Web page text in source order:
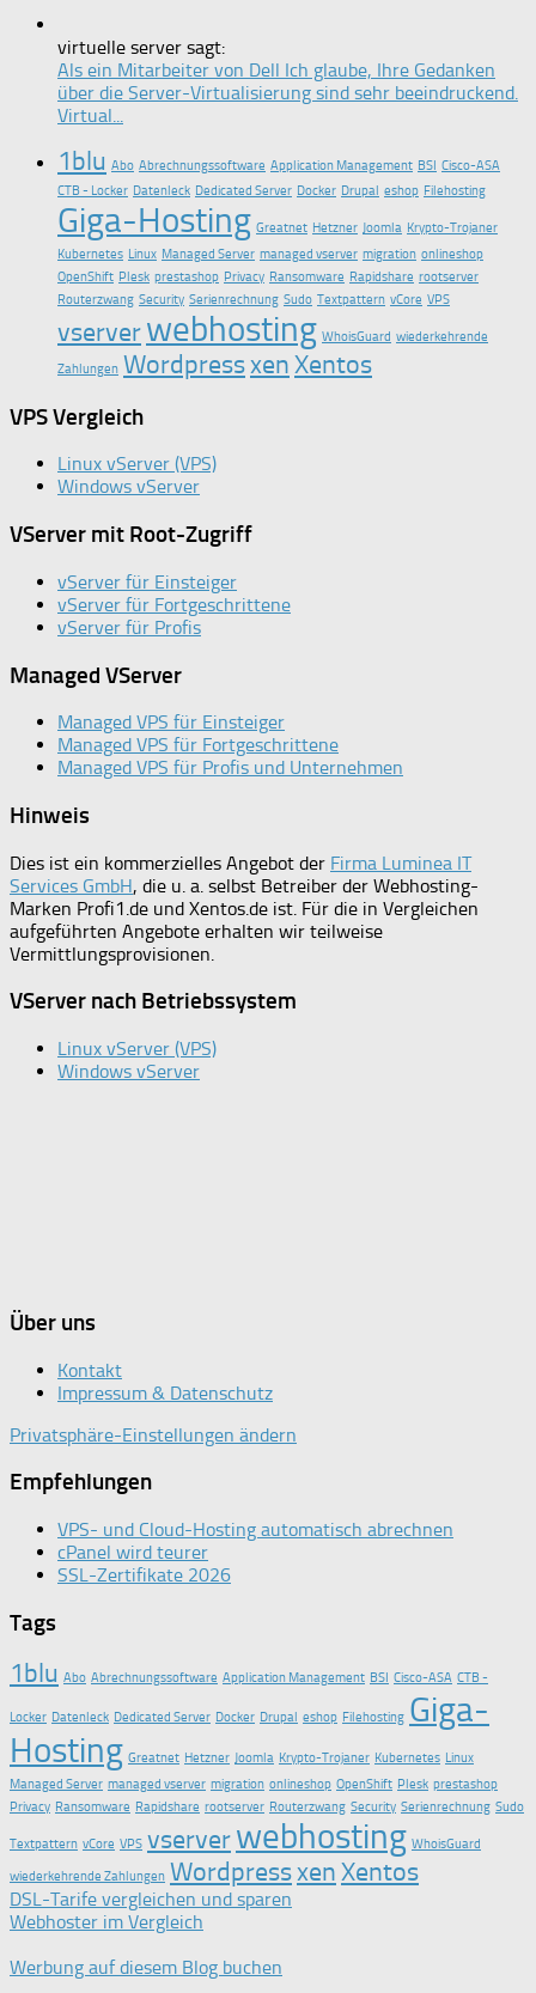
virtuelle server sagt:
Als ein Mitarbeiter von Dell Ich glaube, Ihre Gedanken
über die Server-Virtualisierung sind sehr beeindruckend.
Virtual...
1blu Abo Abrechnungssoftware Application Management BSI Cisco-ASA
CTB - Locker Datenleck Dedicated Server Docker Drupal eshop Filehosting
Giga-Hosting Greatnet Hetzner Joomla Krypto-Trojaner
Kubernetes Linux Managed Server managed vserver migration onlineshop
OpenShift Plesk prestashop Privacy Ransomware Rapidshare rootserver
Routerzwang Security Serienrechnung Sudo Textpattern vCore VPS
vserverwebhosting WhoisGuard wiederkehrende
Zahlungen WordpressxenXentos
VPS Vergleich
Linux vServer (VPS)
Windows vServer
VServer mit Root-Zugriff
vServer für Einsteiger
vServer für Fortgeschrittene
vServer für Profis
Managed VServer
Managed VPS für Einsteiger
Managed VPS für Fortgeschrittene
Managed VPS für Profis und Unternehmen
Hinweis
Dies ist ein kommerzielles Angebot der Firma Luminea IT
Services GmbH, die u. a. selbst Betreiber der Webhosting-
Marken Profi1.de und Xentos.de ist. Für die in Vergleichen
aufgeführten Angebote erhalten wir teilweise
Vermittlungsprovisionen.
VServer nach Betriebssystem
Linux vServer (VPS)
Windows vServer
Über uns
Kontakt
Impressum & Datenschutz
Privatsphäre-Einstellungen ändern
Empfehlungen
VPS- und Cloud-Hosting automatisch abrechnen
cPanel wird teurer
SSL-Zertifikate 2026
Tags
1blu Abo Abrechnungssoftware Application Management BSI Cisco-ASA CTB -
Locker Datenleck Dedicated Server Docker Drupal eshop Filehosting Giga-
Hosting Greatnet Hetzner Joomla Krypto-Trojaner Kubernetes Linux
Managed Server managed vserver migration onlineshop OpenShift Plesk prestashop
Privacy Ransomware Rapidshare rootserver Routerzwang Security Serienrechnung Sudo
Textpattern vCore VPS vserverwebhosting WhoisGuard
wiederkehrende Zahlungen WordpressxenXentos
DSL-Tarife vergleichen und sparen
Webhoster im Vergleich
Werbung auf diesem Blog buchen